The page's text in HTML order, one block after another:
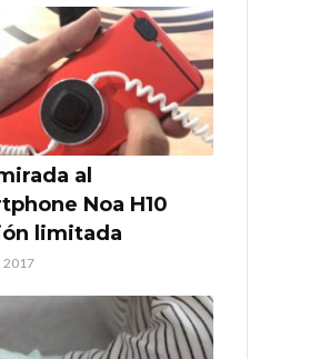
al
Noa H10
limitada
2017